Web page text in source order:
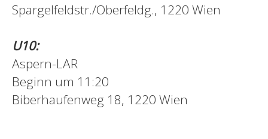
Spargelfeldstr./Oberfeldg., 1220 Wien
U10:
Aspern-LAR
Beginn um 11:20
Biberhaufenweg 18, 1220 Wien